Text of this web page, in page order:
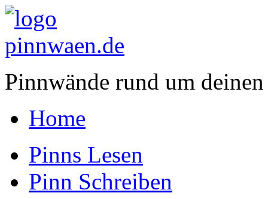
Pinnwände rund um
Home
Pinns Lesen
Pinn Schreiben